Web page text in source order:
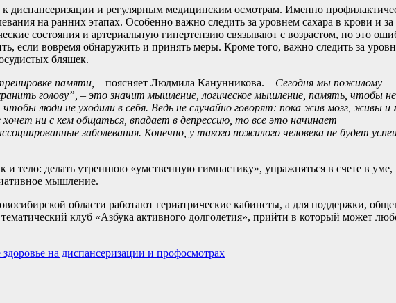
диспансеризации и регулярным медицинским осмотрам. Именно
на ранних этапах. Особенно важно следить за уровнем сахара в крови и за
состояния и артериальную гипертензию связывают с возрастом, но это
если вовремя обнаружить и принять меры. Кроме того, важно следить за
бляшек.
памяти, – поясняет Людмила Канунникова. – Сегодня мы пожилому
голову”, – это значит мышление, логическое мышление, память, чтобы не
люди не уходили в себя. Ведь не случайно говорят: пока жив мозг, живы и
ни с кем общаться, впадает в депрессию, то все это начинает
заболевания. Конечно, у такого пожилого человека не будет
и тело: делать утреннюю «умственную гимнастику», упражняться в счете в уме,
мышление.
области работают гериатрические кабинеты, а для поддержки,
клуб «Азбука активного долголетия», прийти в который может
на диспансеризации и профосмотрах